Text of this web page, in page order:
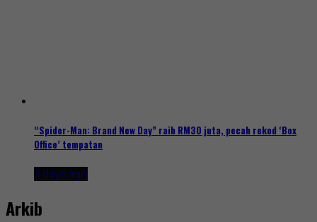
“Spider-Man: Brand New Day” raih RM30 juta, pecah rekod ‘Box
Office’ tempatan
3 days ago
Arkib